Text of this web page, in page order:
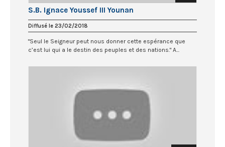
S.B. Ignace Youssef III Younan
Diffusé le 23/02/2018
"Seul le Seigneur peut nous donner cette espérance que
c’est lui qui a le destin des peuples et des nations." A...